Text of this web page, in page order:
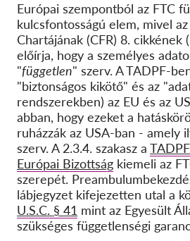
Európai szempontból az FTC
kulcsfontosságú elem, mivel
Chartájának (CFR) 8. cikkének
előírja, hogy a személyes
"független" szerv. A TADPF-
"biztonságos kikötő" és az
rendszerekben) az EU és az
abban, hogy ezeket a
ruházzák az USA-ban - amely
szerv. A 2.3.4. szakasz a
Európai Bizottság kiemeli az
szerepét.
lábjegyzet kifejezetten utal a
U.S.C. § 41 mint az Egyesült
szükséges függetlenségi